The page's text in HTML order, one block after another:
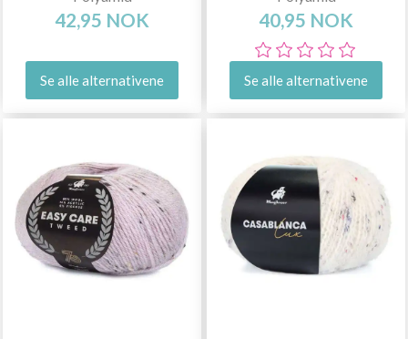
42,95 NOK
Se alle alternativene
40,95 NOK
Se alle alternativene